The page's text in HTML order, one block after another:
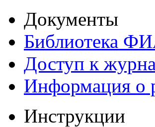
Документы
Библиотека
Доступ к
Информация о
Инструкции